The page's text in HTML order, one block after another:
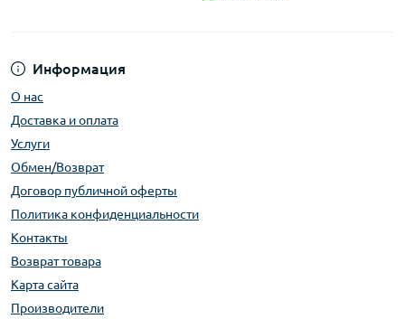
Информация
О нас
Доставка и оплата
Услуги
Обмен/Возврат
Договор публичной оферты
Политика конфиденциальности
Контакты
Возврат товара
Карта сайта
Производители